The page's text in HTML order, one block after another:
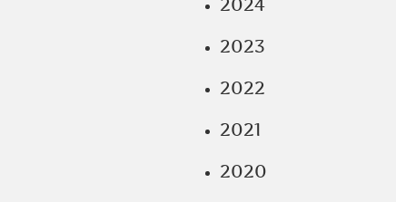
2024
2023
2022
2021
2020